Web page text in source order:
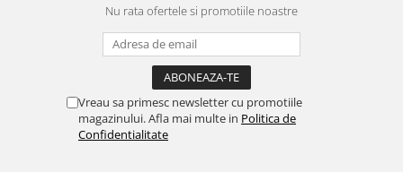
Nu rata ofertele si promotiile noastre
Vreau sa primesc newsletter cu promotiile
magazinului. Afla mai multe in Politica de
Confidentialitate